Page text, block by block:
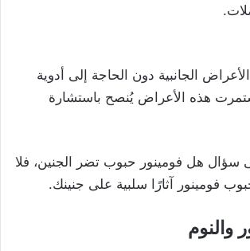
الجانبية دون الحاجة إلى أدوية
هذه الأعراض يُنصح باستشارة
سؤال هل فومينور حبوب تضر الجنين، فلا
فومينور آثارًا سلبية على جنينك.
والنوم